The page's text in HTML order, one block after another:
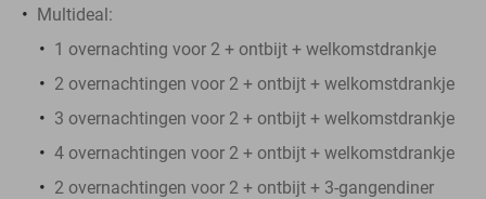
Multideal:
1 overnachting voor 2 + ontbijt + welkomstdrankje
2 overnachtingen voor 2 + ontbijt + welkomstdrankje
3 overnachtingen voor 2 + ontbijt + welkomstdrankje
4 overnachtingen voor 2 + ontbijt + welkomstdrankje
2 overnachtingen voor 2 + ontbijt + 3-gangendiner